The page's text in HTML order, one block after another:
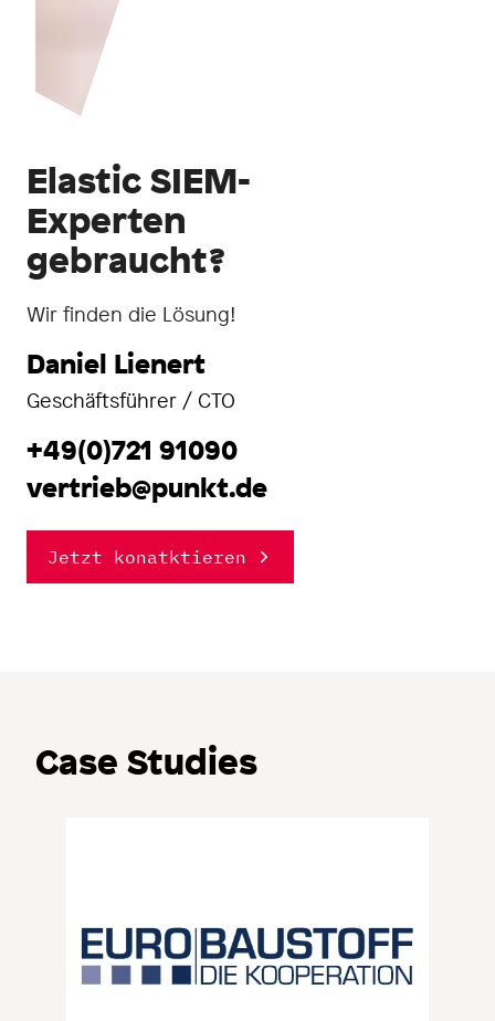
Elastic SIEM-
Experten
gebraucht?
Wir finden die Lösung!
Daniel Lienert
Geschäftsführer / CTO
+49(0)721 91090
vertrieb@punkt.de
Jetzt konatktieren
Case Studies